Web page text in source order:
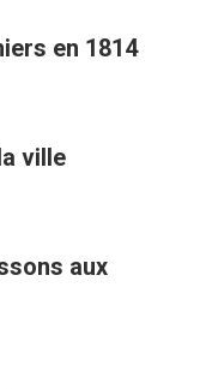
en 1814
ville
aux